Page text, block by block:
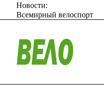
Новости:
Всемирный велоспорт